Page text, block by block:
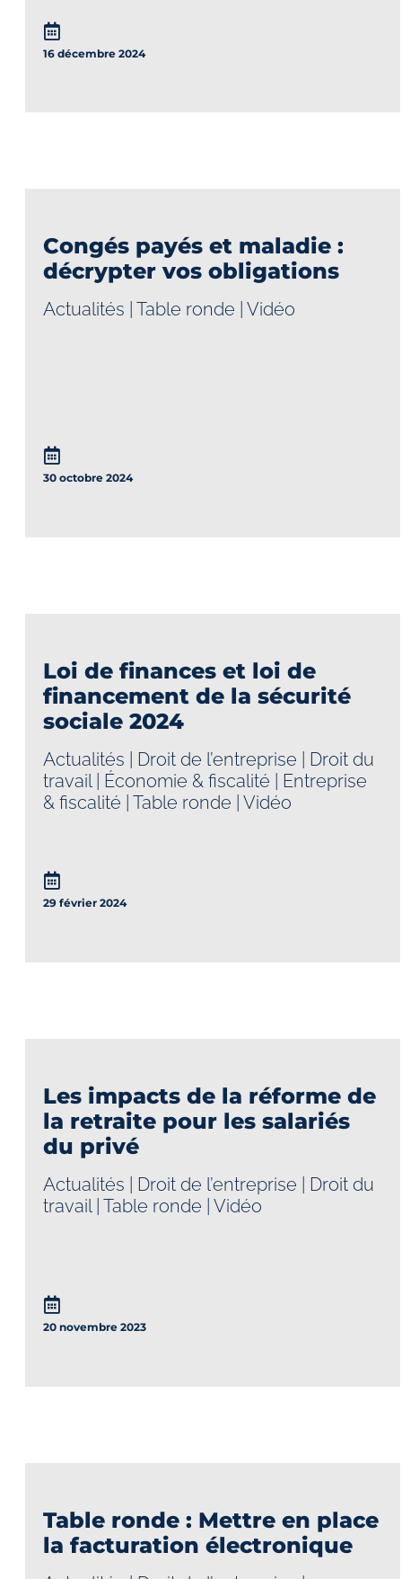
16 décembre 2024
Congés payés et maladie :
décrypter vos obligations
Actualités |Table ronde |Vidéo
30 octobre 2024
Loi de finances et loi de
financement de la sécurité
sociale 2024
Actualités Droit de l’entreprise
Droit du
travail| Économie & fiscalité
Entreprise
& fiscalité |Table ronde |Vidéo
29 février 2024
Les impacts de la réforme de
la retraite pour les salariés
du privé
Actualités Droit de l’entreprise
Droit du
travail |Table ronde |Vidéo
20 novembre 2023
Table ronde : Mettre en place
la facturation électronique